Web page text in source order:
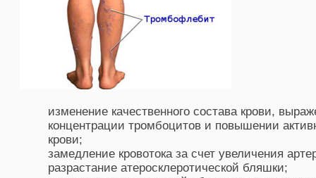
изменение качественного состава крови,
концентрации тромбоцитов и повышении
крови;
замедление кровотока за счет увеличения
разрастание атеросклеротической бляшки;